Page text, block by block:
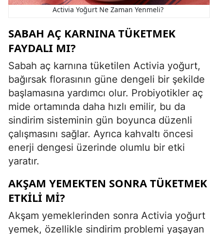
Activia Yoğurt Ne Zaman Yenmeli?
SABAH AÇ KARNINA TÜKETMEK
FAYDALI MI?
Sabah aç karnına tüketilen Activia yoğurt,
bağırsak florasının güne dengeli bir şekilde
başlamasına yardımcı olur. Probiyotikler aç
mide ortamında daha hızlı emilir, bu da
sindirim sisteminin gün boyunca düzenli
çalışmasını sağlar. Ayrıca kahvaltı öncesi
enerji dengesi üzerinde olumlu bir etki
yaratır.
AKŞAM YEMEKTEN SONRA TÜKETMEK
ETKILI MI?
Akşam yemeklerinden sonra Activia yoğurt
yemek, özellikle sindirim problemi yaşayan